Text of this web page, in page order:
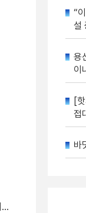
“
설
용
이
[
접
바